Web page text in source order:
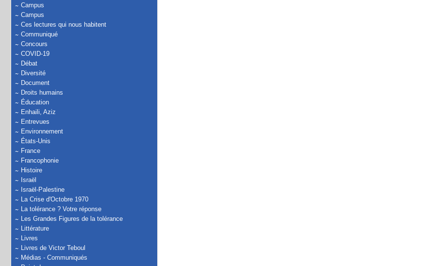
Campus
Campus
Ces lectures qui nous habitent
Communiqué
Concours
COVID-19
Débat
Diversité
Document
Droits humains
Éducation
Enhaili, Aziz
Entrevues
Environnement
États-Unis
France
Francophonie
Histoire
Israël
Israël-Palestine
La Crise d'Octobre 1970
La tolérance ? Votre réponse
Les Grandes Figures de la tolérance
Littérature
Livres
Livres de Victor Teboul
Médias - Communiqués